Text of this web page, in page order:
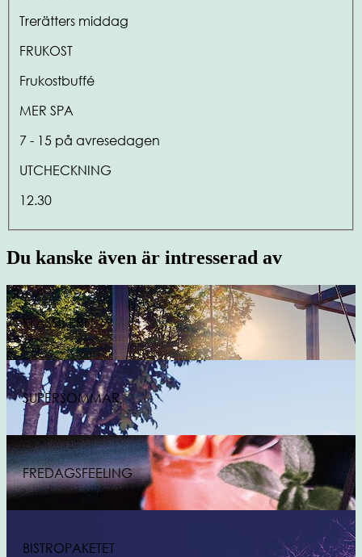
Trerätters middag
FRUKOST
Frukostbuffé
MER SPA
7 - 15 på avresedagen
UTCHECKNING
12.30
Du kanske även är intresserad av
KLASSIKERN
SUPERSOMMAR
FREDAGSFEELING
BISTROPAKETET